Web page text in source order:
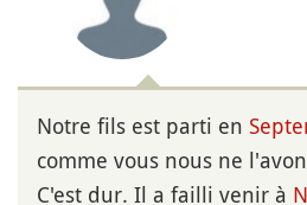
Notre fils est parti en
comme vous nous ne
C'est dur. Il a failli venir à